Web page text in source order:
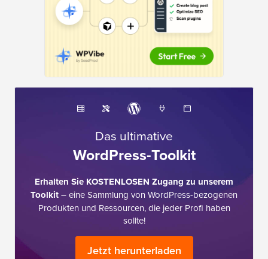
Das ultimative
WordPress-Toolkit
Erhalten Sie KOSTENLOSEN Zugang zu unserem
Toolkit– eine Sammlung von WordPress-bezogenen
Produkten und Ressourcen, die jeder Profi haben
sollte!
Jetzt herunterladen